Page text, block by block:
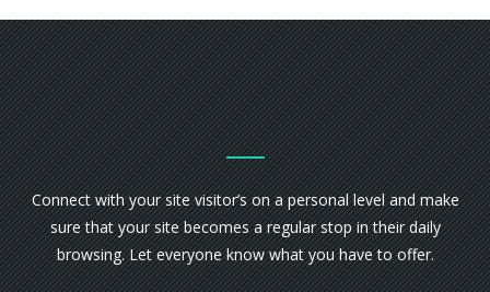
Connect with your site visitor’s on a personal level and make
sure that your site becomes a regular stop in their daily
browsing. Let everyone know what you have to offer.